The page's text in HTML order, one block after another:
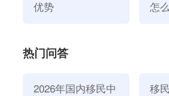
你拿它到爱国学校，学校会让你参
中文凭。如果说你是重 点高中就读
优势
怎
热门问答
2026年国内移民中
移